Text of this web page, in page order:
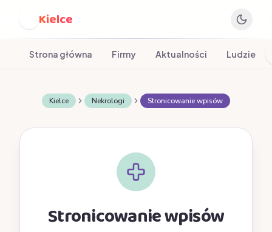
Kielce
Strona główna Firmy Aktualności Ludzie
Kielce Nekrologi Stronicowanie wpisów
Stronicowanie wpisów